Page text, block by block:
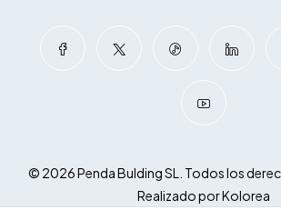
© 2026 Penda Bulding SL. Todos los
Realizado porKolorea